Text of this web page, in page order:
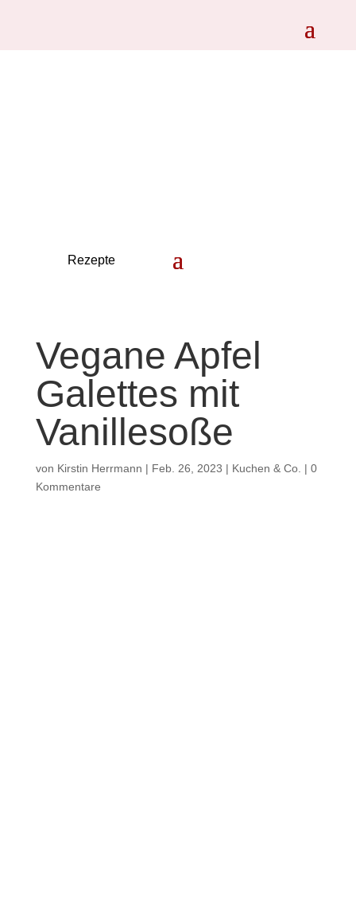
Vegane Apfel
Galettes mit
Vanillesoße
von Kirstin Herrmann | Feb. 26, 2023 | Kuchen & Co. | 0
Kommentare